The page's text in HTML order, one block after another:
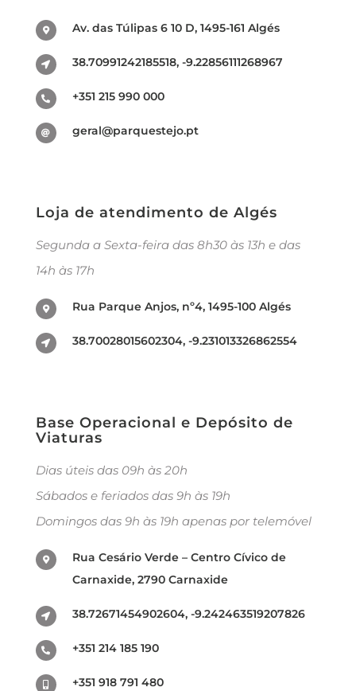
Av. das Túlipas 6 10 D, 1495-161 Algés
38.70991242185518, -9.22856111268967
+351 215 990 000
geral@parquestejo.pt
Loja de atendimento de Algés
Segunda a Sexta-feira das 8h30 às 13h e das
14h às 17h
Rua Parque Anjos, nº4, 1495-100 Algés
38.70028015602304, -9.231013326862554
Base Operacional e Depósito de
Viaturas
Dias úteis das 09h às 20h
Sábados e feriados das 9h às 19h
Domingos das 9h às 19h apenas por telemóvel
Rua Cesário Verde – Centro Cívico de
Carnaxide, 2790 Carnaxide
38.72671454902604, -9.242463519207826
+351 214 185 190
+351 918 791 480